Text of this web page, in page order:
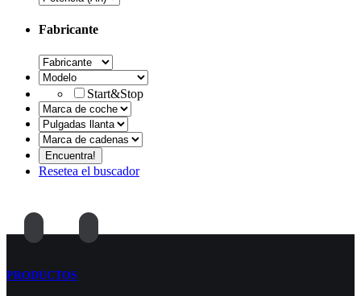
Fabricante
Start&Stop
Resetea el buscador
PRODUCTOS